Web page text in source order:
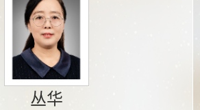
丛华